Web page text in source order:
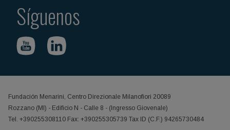
Síguenos
Fundación Menarini, Centro Direzionale Milanofiori 20089
Rozzano (MI) - Edificio N - Calle 8 - (Ingresso Giovenale)
Tel. +390255308110 Fax: +390255305739 Tax ID (C.F.) 94265730484